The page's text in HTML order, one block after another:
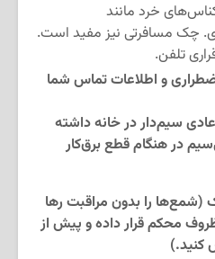
خرد مانند
10 دلاری. چک مسافرتی نیز مفید است.
تلفن.
و اطلاعات تماس شما
سیم‌دار در خانه داشته
در هنگام قطع برق‌کار
(شمع‌ها را بدون مراقبت رها
محکم قرار داده و پیش از
کنید.)